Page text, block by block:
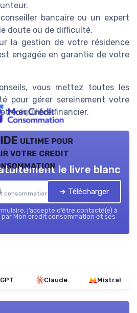
bancaire ou un expert
doute ou de difficulté.
la gestion de votre résidence
engagée en garantie de votre
vous mettez toutes les
pour gérer sereinement votre
équilibre financier.
ultime pour
votre credit
consommation — 2026
le livre blanc
➔ Télécharger
j’accepte d’être contacté(e) à
Mon credit consommation et ses
Claude Mistral